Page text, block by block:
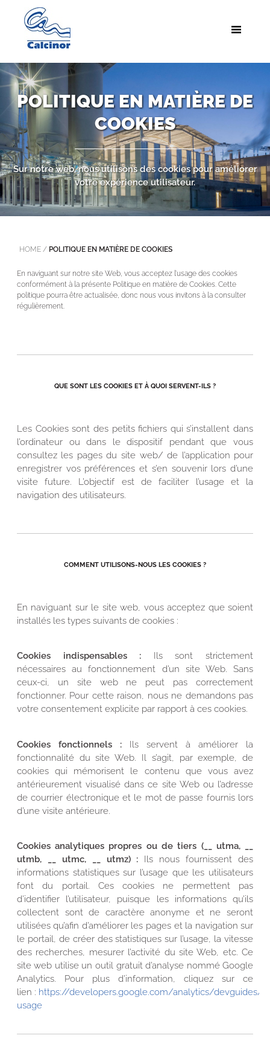
POLITIQUE EN MATIÈRE DE
COOKIES
Sur notre web, nous utilisons des cookies pour améliorer
votre expérience utilisateur.
HOME/ POLITIQUE EN MATIÈRE DE COOKIES
En naviguant sur notre site Web, vous acceptez l’usage des cookies
conformément à la présente Politique en matière de Cookies. Cette
politique pourra être actualisée, donc nous vous invitons à la consulter
régulièrement.
QUE SONT LES COOKIES ET À QUOI SERVENT-ILS ?
Les Cookies sont des petits fichiers qui s’installent dans
l’ordinateur ou dans le dispositif pendant que vous
consultez les pages du site web/ de l’application pour
enregistrer vos préférences et s’en souvenir lors d’une
visite future. L’objectif est de faciliter l’usage et la
navigation des utilisateurs.
COMMENT UTILISONS-NOUS LES COOKIES ?
En naviguant sur le site web, vous acceptez que soient
installés les types suivants de cookies :
Cookies indispensables : Ils sont strictement
nécessaires au fonctionnement d’un site Web. Sans
ceux-ci, un site web ne peut pas correctement
fonctionner. Pour cette raison, nous ne demandons pas
votre consentement explicite par rapport à ces cookies.
Cookies fonctionnels : Ils servent à améliorer la
fonctionnalité du site Web. Il s’agit, par exemple, de
cookies qui mémorisent le contenu que vous avez
antérieurement visualisé dans ce site Web ou l’adresse
de courrier électronique et le mot de passe fournis lors
d’une visite antérieure.
Cookies analytiques propres ou de tiers (__ utma, __
utmb, __ utmc, __ utmz) : Ils nous fournissent des
informations statistiques sur l’usage que les utilisateurs
font du portail. Ces cookies ne permettent pas
d’identifier l’utilisateur, puisque les informations qu’ils
collectent sont de caractère anonyme et ne seront
utilisées qu’afin d’améliorer les pages et la navigation sur
le portail, de créer des statistiques sur l’usage, la vitesse
des recherches, mesurer l’activité du site Web, etc. Ce
site web utilise un outil gratuit d’analyse nommé Google
Analytics. Pour plus d’information, cliquez sur ce
lien : https://developers.google.com/analytics/devguides/
usage